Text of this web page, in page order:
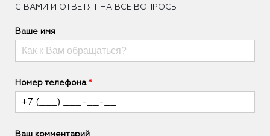
С ВАМИ И ОТВЕТЯТ НА ВСЕ ВОПРОСЫ
Ваше имя
Номер телефона
Ваш комментарий